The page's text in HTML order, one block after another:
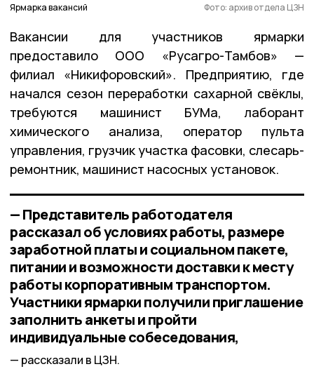
Ярмарка вакансий Фото: архив отдела ЦЗН
Вакансии для участников ярмарки
предоставило ООО «Русагро-Тамбов» —
филиал «Никифоровский». Предприятию, где
начался сезон переработки сахарной свёклы,
требуются машинист БУМа, лаборант
химического анализа, оператор пульта
управления, грузчик участка фасовки, слесарь-
ремонтник, машинист насосных установок.
— Представитель работодателя
рассказал об условиях работы, размере
заработной платы и социальном пакете,
питании и возможности доставки к месту
работы корпоративным транспортом.
Участники ярмарки получили приглашение
заполнить анкеты и пройти
индивидуальные собеседования,
рассказали в ЦЗН.